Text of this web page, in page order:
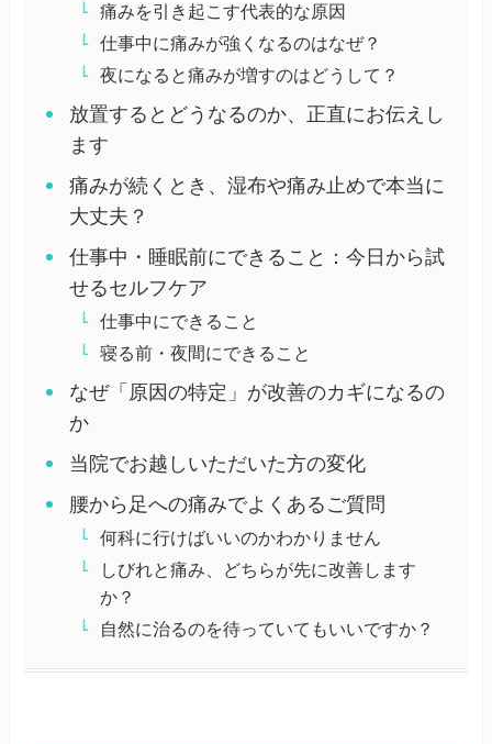
痛みを引き起こす代表的な原因
仕事中に痛みが強くなるのはなぜ？
夜になると痛みが増すのはどうして？
放置するとどうなるのか、正直にお伝えし
ます
痛みが続くとき、湿布や痛み止めで本当に
大丈夫？
仕事中・睡眠前にできること：今日から試
せるセルフケア
仕事中にできること
寝る前・夜間にできること
なぜ「原因の特定」が改善のカギになるの
か
当院でお越しいただいた方の変化
腰から足への痛みでよくあるご質問
何科に行けばいいのかわかりません
しびれと痛み、どちらが先に改善します
か？
自然に治るのを待っていてもいいですか？